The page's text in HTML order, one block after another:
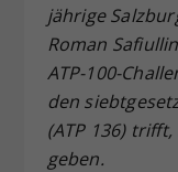
jährige
Roman
ATP-100-
den
(ATP 136)
geben.